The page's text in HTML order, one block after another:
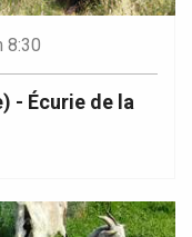
8:30
- Écurie de la